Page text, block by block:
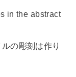
in the abstract
の彫刻は作り